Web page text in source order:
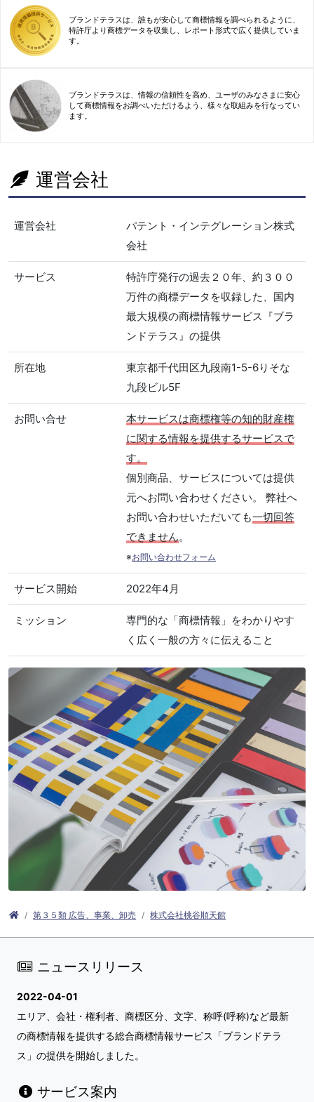
ブランドテラスは、誰もが安心して商標情報を調べられるように、
特許庁より商標データを収集し、レポート形式で広く提供していま
す。
ブランドテラスは、情報の信頼性を高め、ユーザのみなさまに安心
して商標情報をお調べいただけるよう、様々な取組みを行なってい
ます。
運営会社
運営会社
パテント・インテグレーション株式
会社
サービス
特許庁発行の過去２０年、約３００
万件の商標データを収録した、国内
最大規模の商標情報サービス『ブラ
ンドテラス』の提供
所在地
東京都千代田区九段南1-5-6りそな
九段ビル5F
お問い合せ
本サービスは商標権等の知的財産権
に関する情報を提供するサービスで
す。
個別商品、サービスについては提供
元へお問い合わせください。 弊社へ
お問い合わせいただいても一切回答
できません。
※お問い合わせフォーム
サービス開始 2022年4月
ミッション
専門的な「商標情報」をわかりやす
く広く一般の方々に伝えること
第３５類 広告、事業、卸売 株式会社桃谷順天館
ニュースリリース
2022-04-01
エリア、会社・権利者、商標区分、文字、称呼(呼称)など最新
の商標情報を提供する総合商標情報サービス「ブランドテラ
ス」の提供を開始しました。
サービス案内